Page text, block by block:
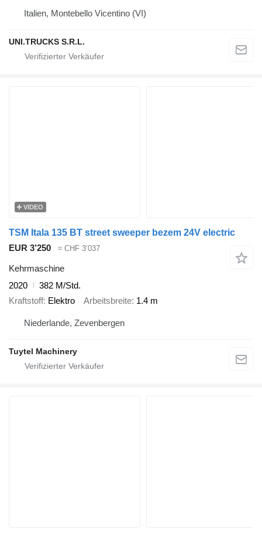
Italien, Montebello Vicentino (VI)
UNI.TRUCKS S.R.L.
VIDEO
TSM Itala 135 BT street sweeper bezem 24V electric
EUR 3’250
≈ CHF 3’037
Kehrmaschine
2020
382 M/Std.
Kraftstoff Elektro Arbeitsbreite 1.4 m
Niederlande, Zevenbergen
Tuytel Machinery